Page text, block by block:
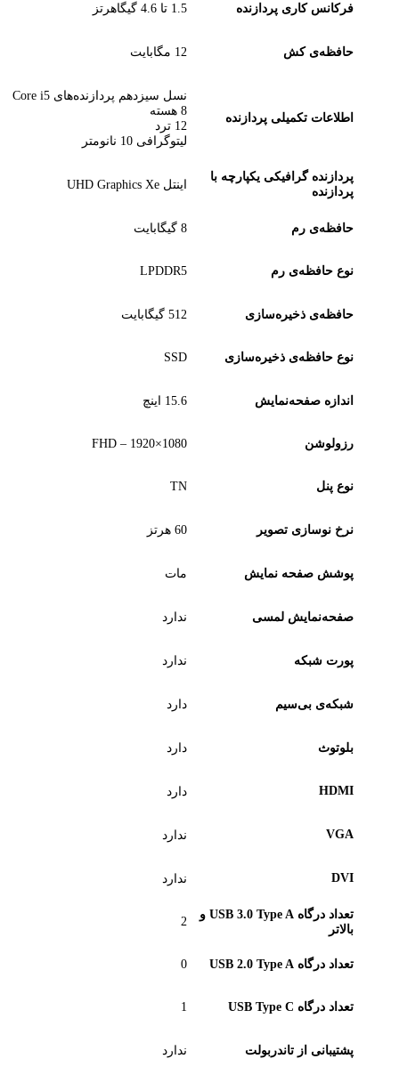
فرکانس کاری پردازنده 1.5 تا 4.6 گیگاهرتز
حافظه‌ی کش 12 مگابایت
اطلاعات تکمیلی پردازنده
نسل سیزدهم پردازنده‌های Core i5
8 هسته
12 ترد
لیتوگرافی 10 نانومتر
پردازنده‌ گرافیکی یکپارچه با
پردازنده
اینتل UHD Graphics Xe
حافظه‌ی رم 8 گیگابایت
نوع حافظه‌ی رم LPDDR5
حافظه‌ی ذخیره‌سازی 512 گیگابایت
نوع حافظه‌ی ذخیره‌سازی SSD
اندازه صفحه‌نمایش 15.6 اینچ
رزولوشن 1080×1920 – FHD
نوع پنل TN
نرخ نوسازی تصویر 60 هرتز
پوشش صفحه نمایش مات
صفحه‌نمایش لمسی ندارد
پورت شبکه ندارد
شبکه‌ی بی‌سیم دارد
بلوتوث دارد
HDMI دارد
VGA ندارد
DVI ندارد
تعداد درگاه USB 3.0 Type A و
بالاتر
2
تعداد درگاه USB 2.0 Type A 0
تعداد درگاه USB Type C 1
پشتیبانی از تاندربولت ندارد